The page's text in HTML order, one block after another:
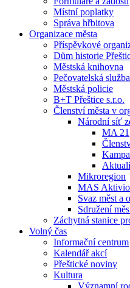
Místní poplatky
Správa hřbitova
Organizace města
Příspěvkové
Dům historie
Městská knihovna
Pečovatelská služba
Městská policie
B+T Přeštice s.r.o.
Členství města v
Národní síť
MA 21
Mikroregion
MAS
Svaz měst a
Sdružení
Záchytná stanice
Volný čas
Informační centrum
Kalendář akcí
Přeštické noviny
Kultura
Významní